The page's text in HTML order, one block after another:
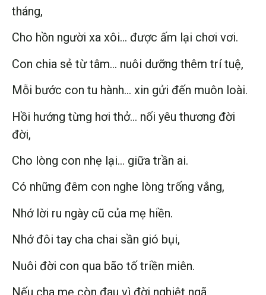
tháng,
Cho hồn người xa xôi… được ấm lại chơi vơi.
Con chia sẻ từ tâm… nuôi dưỡng thêm trí tuệ,
Mỗi bước con tu hành… xin gửi đến muôn loài.
Hồi hướng từng hơi thở… nối yêu thương đời
đời,
Cho lòng con nhẹ lại… giữa trần ai.
Có những đêm con nghe lòng trống vắng,
Nhớ lời ru ngày cũ của mẹ hiền.
Nhớ đôi tay cha chai sần gió bụi,
Nuôi đời con qua bão tố triền miên.
Nếu cha mẹ còn đau vì đời nghiệt ngã,